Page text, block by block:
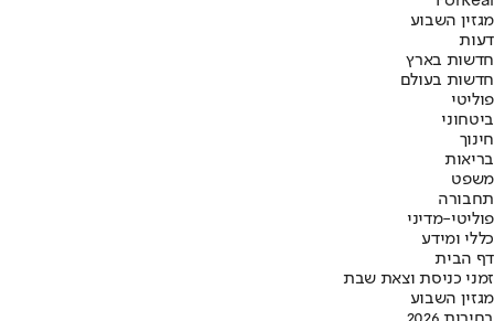
מגזין השבוע
דעות
חדשות בארץ
חדשות בעולם
פוליטי
ביטחוני
חינוך
בריאות
משפט
תחבורה
פוליטי-מדיני
כללי ומידע
דף הבית
זמני כניסת וצאת שבת
מגזין השבוע